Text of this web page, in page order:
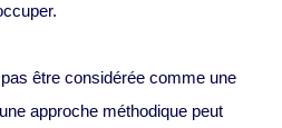
être considérée comme une
approche méthodique peut